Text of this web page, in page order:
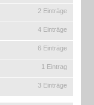
2 Einträge
4 Einträge
6 Einträge
1 Eintrag
3 Einträge